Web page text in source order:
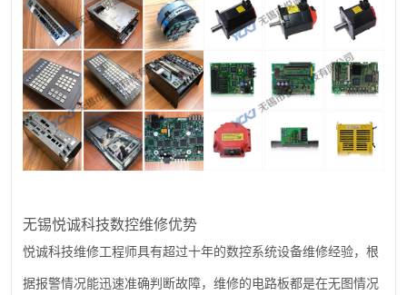
无锡悦诚科技数控维修优势
悦诚科技维修工程师具有超过十年的数控系统设备维修经验，根
据报警情况能迅速准确判断故障，维修的电路板都是在无图情况